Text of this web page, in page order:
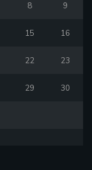
8 9
15 16
22 23
29 30